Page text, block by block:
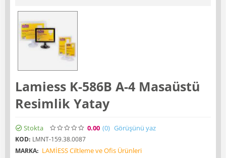
Lamiess K-586B A-4 Masaüstü
Resimlik Yatay
Stokta 0.00 (0) Görüşünü yaz
KOD: LMNT-159.38.0087
MARKA: LAMİESS Ciltleme ve Ofis Ürünleri